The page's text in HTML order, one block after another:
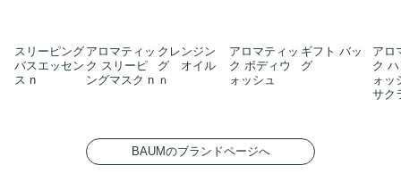
スリーピング
バスエッセン
ス n
アロマティッ
ク スリーピ
ングマスク n
クレンジン
グ オイル
ｎ
アロマティッ
ク ボディウ
ォッシュ
ギフト バッ
グ
アロ
ク
ォッ
サク
BAUMのブランドページへ